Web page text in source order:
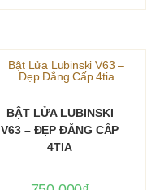
CHỌN
này
có
nhiều
biến
tùy
BẬT LỬA LUBINSKI
V63 – ĐẸP ĐẲNG CẤP
4TIA